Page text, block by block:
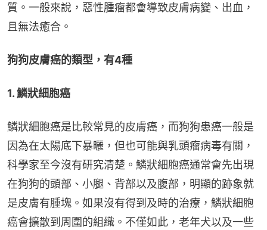
質。一般來說，惡性腫瘤都會導致皮膚病變、出血，
且無法癒合。
狗狗皮膚癌的類型，有4種
1. 鱗狀細胞癌
鱗狀細胞癌是比較常見的皮膚癌，而狗狗患癌一般是
因為在太陽底下暴曬，但也可能與乳頭瘤病毒有關，
科學家至今沒有研究清楚。鱗狀細胞癌通常會先出現
在狗狗的頭部、小腿、背部以及腹部，明顯的跡象就
是皮膚有腫塊。如果沒有得到及時的治療，鱗狀細胞
癌會擴散到周圍的組織。不僅如此，老年犬以及一些